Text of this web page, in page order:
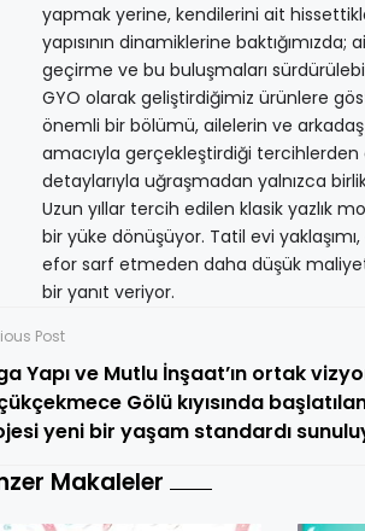
yapmak yerine, kendilerini ait
yapısının dinamiklerine
geçirme ve bu buluşmaları
GYO olarak geliştirdiğimiz ürünlere
önemli bir bölümü, ailelerin ve
amacıyla gerçekleştirdiği
detaylarıyla uğraşmadan yalnızca
Uzun yıllar tercih edilen klasik yazlık
bir yüke dönüşüyor. Tatil evi
efor sarf etmeden daha düşük
bir yanıt veriyor.
Post
Yapı ve Mutlu İnşaat’ın ortak
Gölü kıyısında
yeni bir yaşam standardı
Makaleler